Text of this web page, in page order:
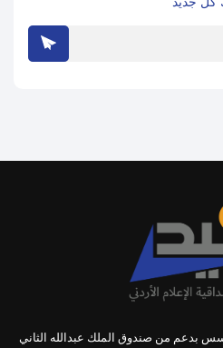
بدعم من صندوق الملك عبدالله الثاني